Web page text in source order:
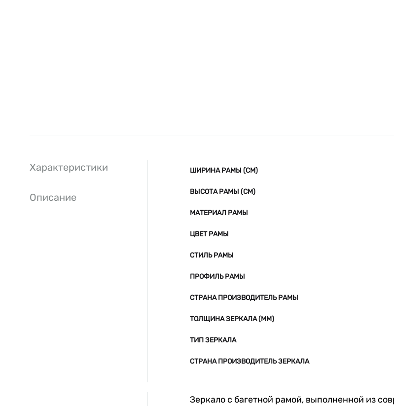
Характеристики
Описание
ШИРИНА РАМЫ (СМ)
ВЫСОТА РАМЫ (СМ)
МАТЕРИАЛ РАМЫ
ЦВЕТ РАМЫ
СТИЛЬ РАМЫ
ПРОФИЛЬ РАМЫ
СТРАНА ПРОИЗВОДИТЕЛЬ РАМЫ
ТОЛЩИНА ЗЕРКАЛА (ММ)
ТИП ЗЕРКАЛА
СТРАНА ПРОИЗВОДИТЕЛЬ ЗЕРКАЛА
Зеркало с багетной рамой, выполненной из